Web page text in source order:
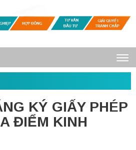
KÝ GIẤY PHÉP
ĐIỂM KINH